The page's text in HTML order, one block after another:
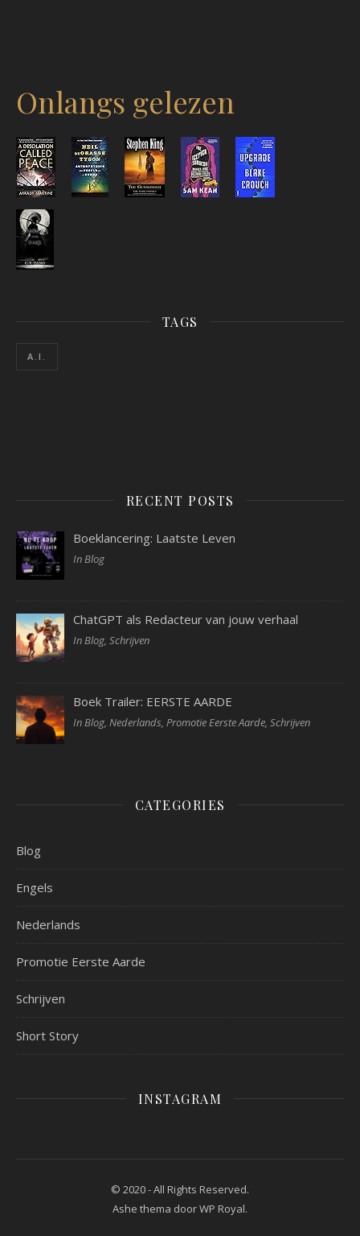
Onlangs gelezen
TAGS
A.I.
RECENT POSTS
Boeklancering: Laatste Leven
In Blog
ChatGPT als Redacteur van jouw verhaal
In Blog, Schrijven
Boek Trailer: EERSTE AARDE
In Blog, Nederlands, Promotie Eerste Aarde, Schrijven
CATEGORIES
Blog
Engels
Nederlands
Promotie Eerste Aarde
Schrijven
Short Story
INSTAGRAM
© 2020 - All Rights Reserved.
Ashe thema doorWP Royal.